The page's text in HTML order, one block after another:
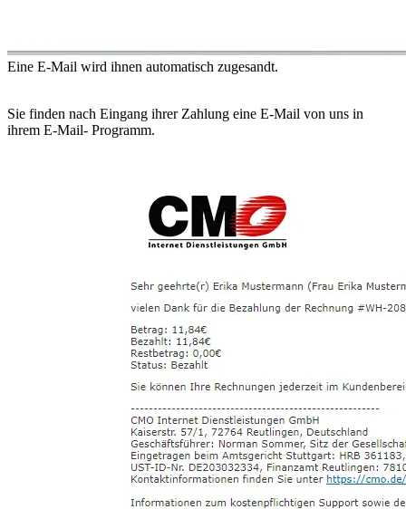
Eine E-Mail wird ihnen automatisch zugesandt.
Sie finden nach Eingang ihrer Zahlung eine E-Mail von uns in
ihrem E-Mail- Programm.